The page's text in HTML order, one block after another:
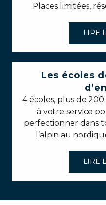
Places limitées,
LIRE
Les écoles
4 écoles, plus de
à votre service
perfectionner dans
l’alpin au
LIRE